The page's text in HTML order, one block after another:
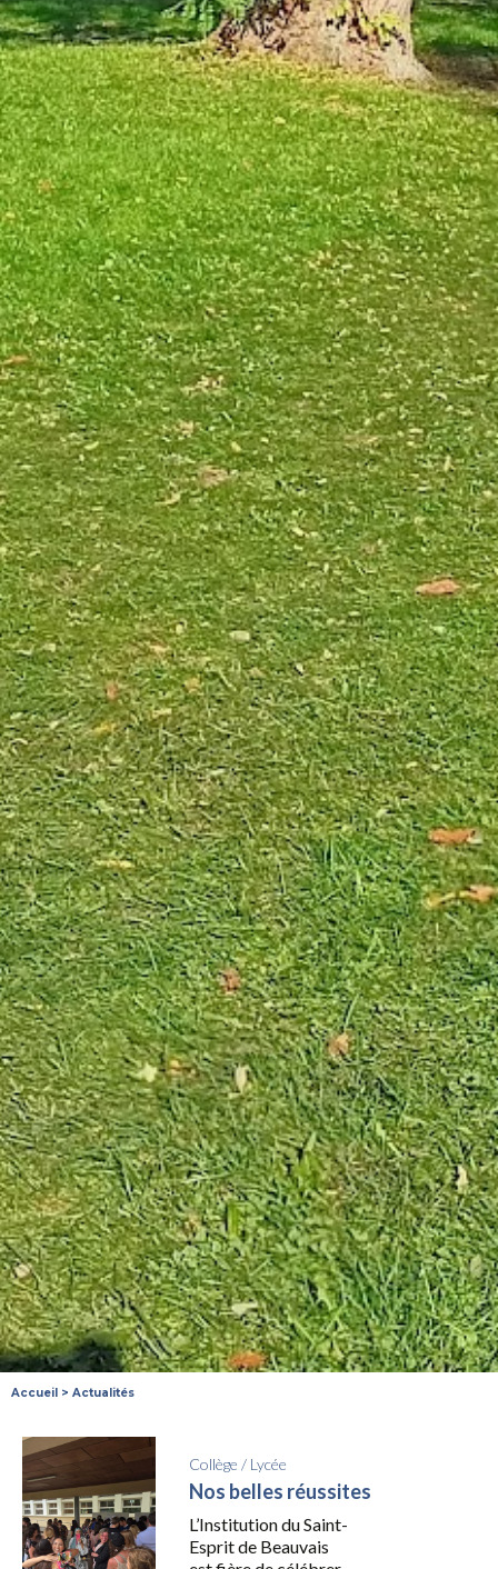
Accueil > Actualités
Collège / Lycée
Nos belles réussites
L’Institution du Saint-
Esprit de Beauvais